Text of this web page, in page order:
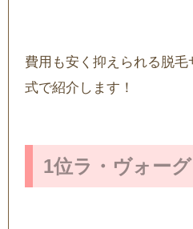
費用も安く抑えられる脱
式で紹介します！
1位ラ・ヴォーグ